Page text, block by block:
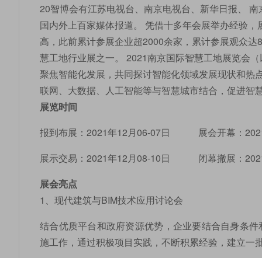
20智博会有江苏电视台、南京电视台、新华日报、
国内外上百家媒体报道。 凭借十多年会展举办经验
高，此前累计参展企业超2000余家，累计参展观众
慧工地行业展之一。 2021南京国际智慧工地展览会
聚焦智能化发展，共同探讨智能化领域发展现状和
联网、大数据、人工智能等与智慧城市结合，促进智
展览时间
报到布展：2021年12月06-07日 展会开幕：
展示交易：2021年12月08-10日 闭幕撤展：
展会亮点
1、现代建筑与BIM技术应用讨论会
结合优质平台和政府资源优势，企业要结合自身条
施工作，通过积极项目实践，不断积累经验，建立